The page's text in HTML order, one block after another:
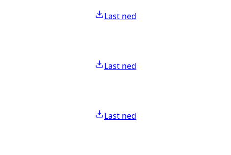
Last ned
Last ned
Last ned